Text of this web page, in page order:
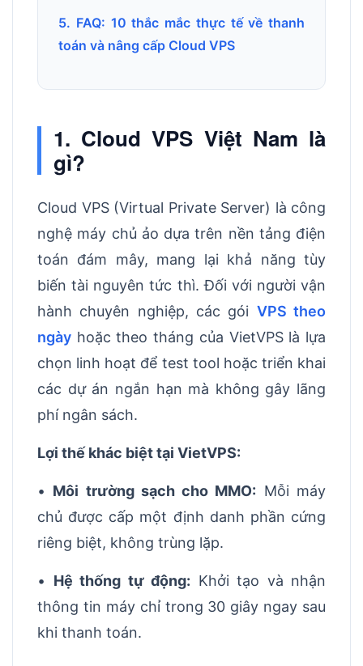
5. FAQ: 10 thắc mắc thực tế về thanh
toán và nâng cấp Cloud VPS
1. Cloud VPS Việt Nam là
gì?
Cloud VPS (Virtual Private Server) là công
nghệ máy chủ ảo dựa trên nền tảng điện
toán đám mây, mang lại khả năng tùy
biến tài nguyên tức thì. Đối với người vận
hành chuyên nghiệp, các gói VPS theo
ngày hoặc theo tháng của VietVPS là lựa
chọn linh hoạt để test tool hoặc triển khai
các dự án ngắn hạn mà không gây lãng
phí ngân sách.
Lợi thế khác biệt tại VietVPS:
• Môi trường sạch cho MMO: Mỗi máy
chủ được cấp một định danh phần cứng
riêng biệt, không trùng lặp.
• Hệ thống tự động: Khởi tạo và nhận
thông tin máy chỉ trong 30 giây ngay sau
khi thanh toán.